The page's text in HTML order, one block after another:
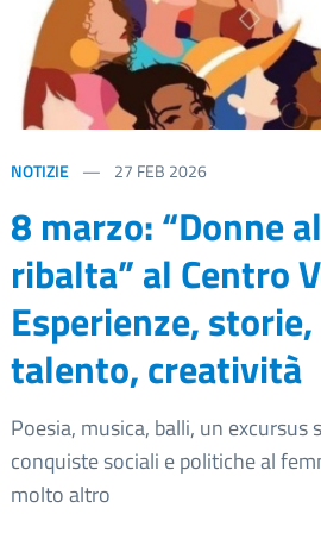
NOTIZIE 27 FEB 2026
8 marzo: “Donne
ribalta” al Centro
Esperienze, storie,
talento, creatività
Poesia, musica, balli, un excursus
conquiste sociali e politiche al
molto altro